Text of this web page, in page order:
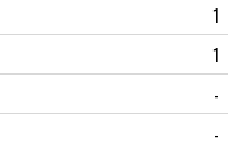
1
1
-
-